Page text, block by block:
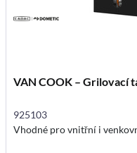
VAN COOK – Grilovací
925103
Vhodné pro vnitřní i